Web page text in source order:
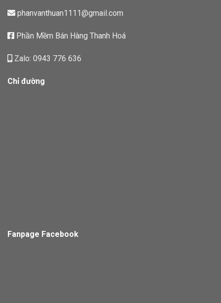
phanvanthuan1111@gmail.com
Phần Mềm Bán Hàng Thanh Hoá
Zalo: 0943 776 636
Chỉ đường
Fanpage Facebook